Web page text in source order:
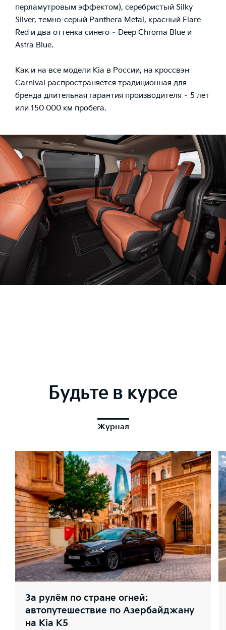
перламутровым эффектом), серебристый Silky
Silver, темно-серый Panthera Metal, красный Flare
Red и два оттенка синего – Deep Chroma Blue и
Astra Blue.
Как и на все модели Kia в России, на кроссвэн
Carnival распространяется традиционная для
бренда длительная гарантия производителя – 5 лет
или 150 000 км пробега.
Будьте в курсе
Журнал
За рулём по стране огней:
автопутешествие по Азербайджану
на Kia K5